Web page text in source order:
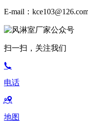
E-mail：
扫一扫，关注我们
电话
地图